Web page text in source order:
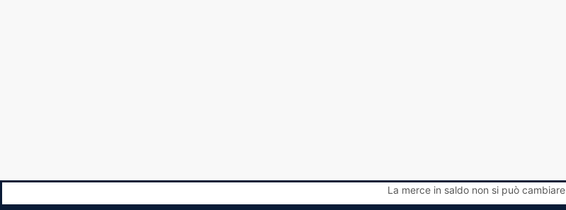
La merce in saldo non si può cambiare